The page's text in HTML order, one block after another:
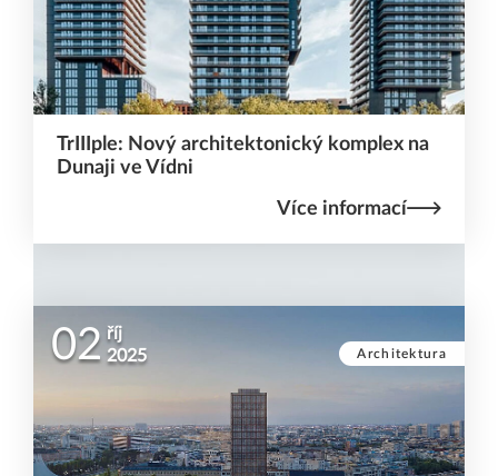
TrIIIple: Nový architektonický komplex na
Dunaji ve Vídni
Více informací
Architektura
02 říj
2025